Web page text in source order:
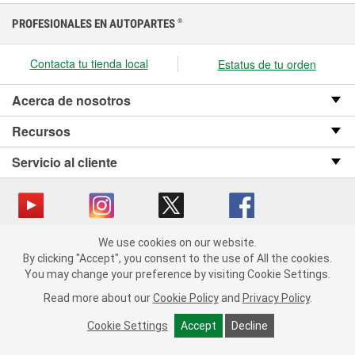
We use cookies on our website. By clicking "Accept", you consent
to the use of All the cookies.
You may change your preference by visiting Cookie Settings.
Read more about our Cookie Policy and Privacy Policy.
Cookie Settings Accept Decline
PROFESIONALES EN AUTOPARTES ®
Contacta tu tienda local Estatus de tu orden
Acerca de nosotros
Recursos
Servicio al cliente
Copyright © 2008-2026 O’Reilly Auto Parts v OST_3.2.0.0.729 (3) cv1361
catalog_main
Política de privacidad
Ley de transparencia en las cadenas de suministro
de California
We use cookies on our website.
By clicking "Accept", you consent to the use of All the cookies.
You may change your preference by visiting Cookie Settings.
Read more about our Cookie Policy and Privacy Policy.
Cookie Settings Accept Decline